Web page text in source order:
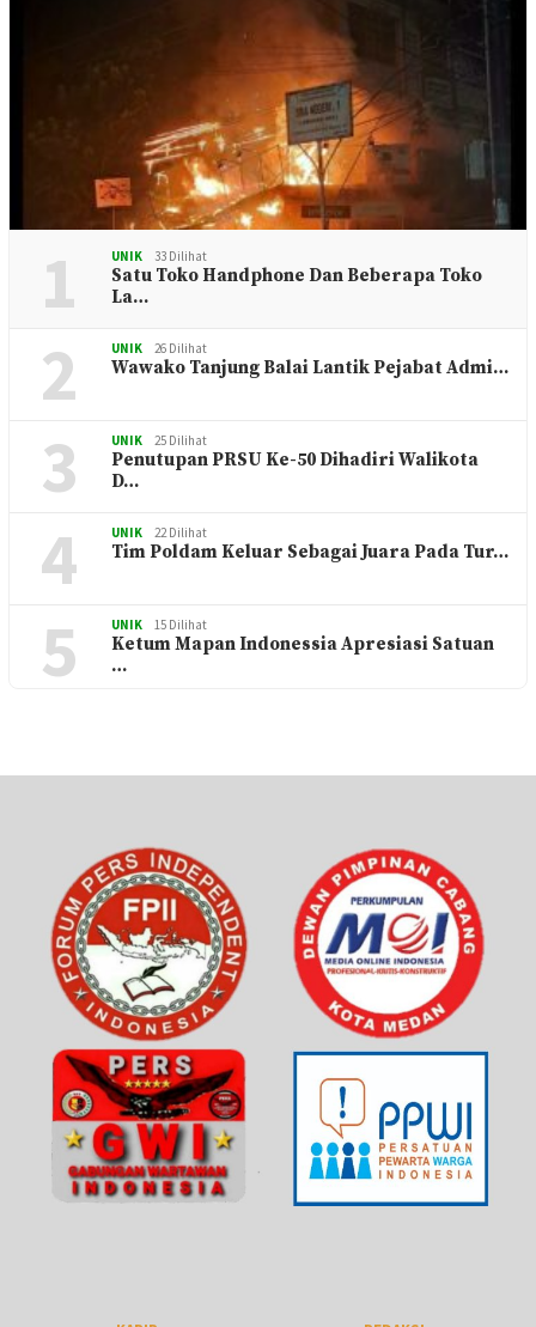
1 UNIK 33 Dilihat
Satu Toko Handphone Dan Beberapa Toko
La…
2 UNIK 26 Dilihat
Wawako Tanjung Balai Lantik Pejabat Admi…
3 UNIK 25 Dilihat
Penutupan PRSU Ke-50 Dihadiri Walikota
D…
4 UNIK 22 Dilihat
Tim Poldam Keluar Sebagai Juara Pada Tur…
5 UNIK 15 Dilihat
Ketum Mapan Indonessia Apresiasi Satuan
…